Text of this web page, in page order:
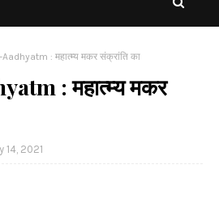
: महात्म्य मकर संक्रांति का
: महात्म्य मकर
14, 2021